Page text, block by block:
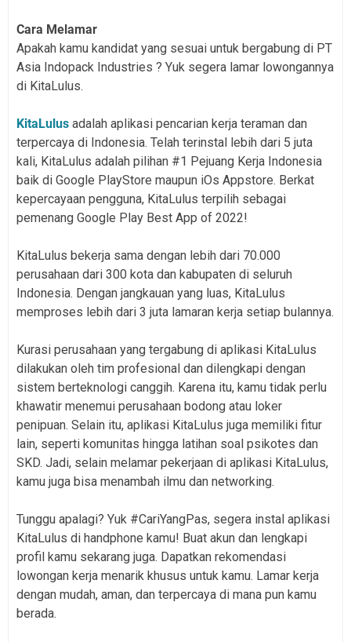
Cara Melamar
Apakah kamu kandidat yang sesuai untuk bergabung di PT
Asia Indopack Industries ? Yuk segera lamar lowongannya
di KitaLulus.
KitaLulus adalah aplikasi pencarian kerja teraman dan
terpercaya di Indonesia. Telah terinstal lebih dari 5 juta
kali, KitaLulus adalah pilihan #1 Pejuang Kerja Indonesia
baik di Google PlayStore maupun iOs Appstore. Berkat
kepercayaan pengguna, KitaLulus terpilih sebagai
pemenang Google Play Best App of 2022!
KitaLulus bekerja sama dengan lebih dari 70.000
perusahaan dari 300 kota dan kabupaten di seluruh
Indonesia. Dengan jangkauan yang luas, KitaLulus
memproses lebih dari 3 juta lamaran kerja setiap bulannya.
Kurasi perusahaan yang tergabung di aplikasi KitaLulus
dilakukan oleh tim profesional dan dilengkapi dengan
sistem berteknologi canggih. Karena itu, kamu tidak perlu
khawatir menemui perusahaan bodong atau loker
penipuan. Selain itu, aplikasi KitaLulus juga memiliki fitur
lain, seperti komunitas hingga latihan soal psikotes dan
SKD. Jadi, selain melamar pekerjaan di aplikasi KitaLulus,
kamu juga bisa menambah ilmu dan networking.
Tunggu apalagi? Yuk #CariYangPas, segera instal aplikasi
KitaLulus di handphone kamu! Buat akun dan lengkapi
profil kamu sekarang juga. Dapatkan rekomendasi
lowongan kerja menarik khusus untuk kamu. Lamar kerja
dengan mudah, aman, dan terpercaya di mana pun kamu
berada.